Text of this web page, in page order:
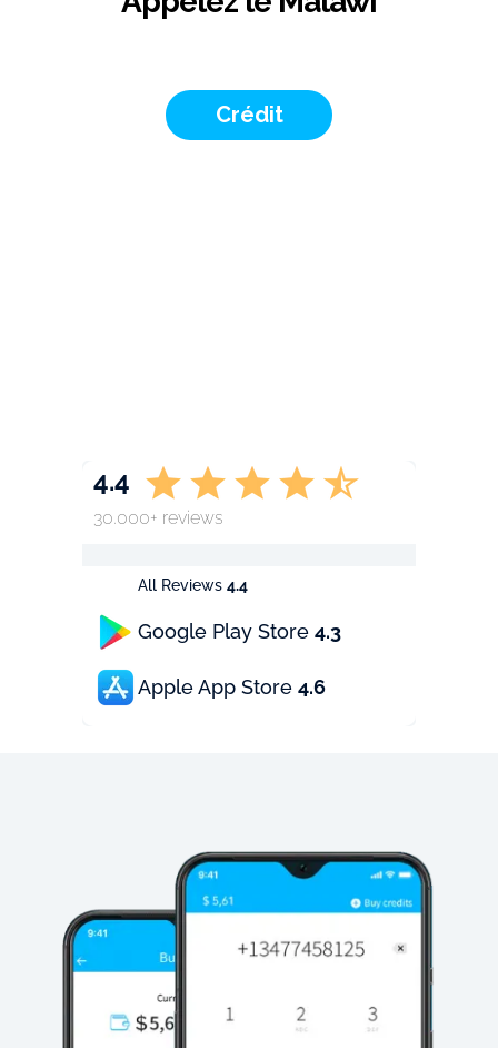
Crédit
All Reviews 4.4
Google Play Store 4.3
Apple App Store 4.6
4.4
30.000+ reviews